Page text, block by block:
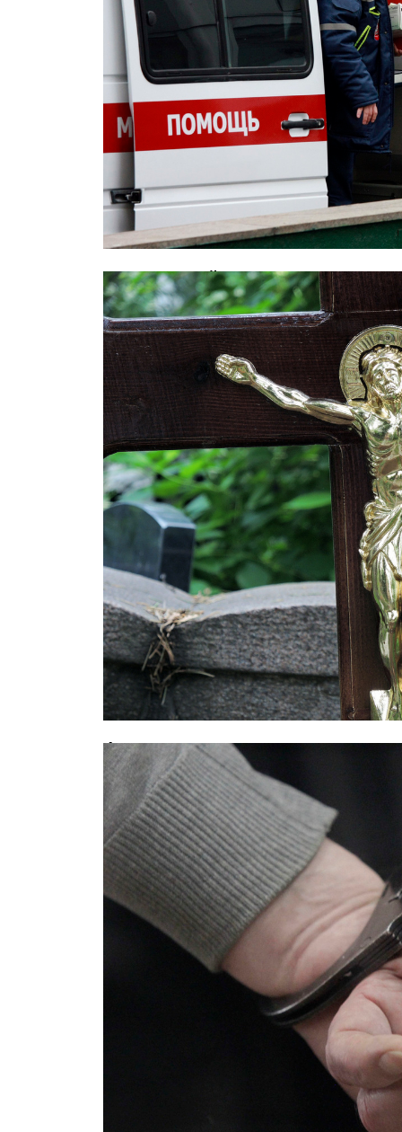
В московской школе скончался
Фатальное совпадение: москвич
дочери